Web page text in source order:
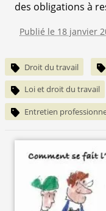
des obligations à
Publié le 18 janvier
Droit du travail
Loi et droit du travail
Entretien